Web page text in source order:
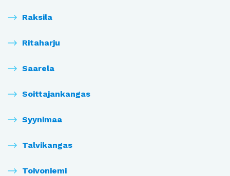
Raksila
Ritaharju
Saarela
Soittajankangas
Syynimaa
Talvikangas
Toivoniemi